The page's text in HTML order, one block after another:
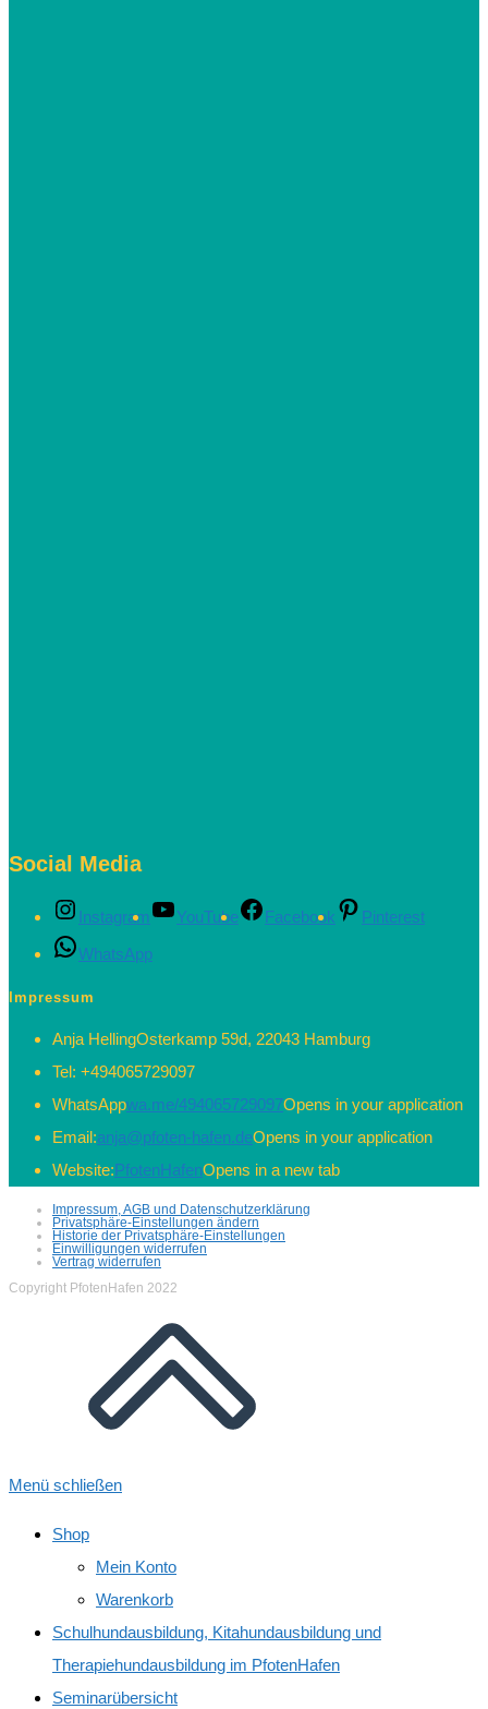
Social Media
Instagram YouTube Facebook
Pinterest
WhatsApp
Impressum
Anja HellingOsterkamp 59d, 22043 Hamburg
Tel: +494065729097
WhatsAppwa.me/494065729097Opens in your application
Email:anja@pfoten-hafen.deOpens in your application
Website:PfotenHafenOpens in a new tab
Impressum, AGB und Datenschutzerklärung
Privatsphäre-Einstellungen ändern
Historie der Privatsphäre-Einstellungen
Einwilligungen widerrufen
Vertrag widerrufen
Copyright PfotenHafen 2022
Menü schließen
Shop
Mein Konto
Warenkorb
Schulhundausbildung, Kitahundausbildung und
Therapiehundausbildung im PfotenHafen
Seminarübersicht